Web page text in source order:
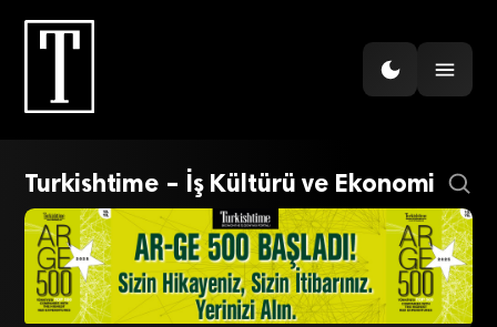
Turkishtime – İş Kültürü ve Ekonomi